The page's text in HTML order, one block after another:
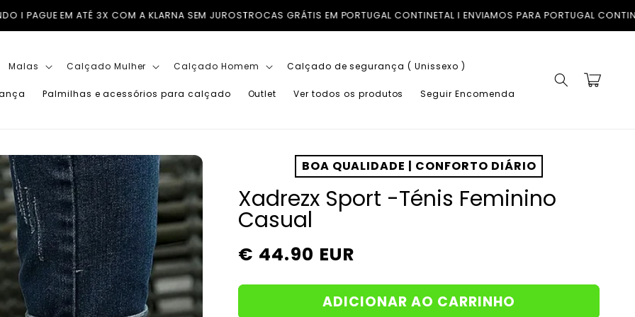
COM A KLARNA SEM JUROSTROCAS GRÁTIS EM PORTUGAL CONTINETAL I ENVIAMOS PARA PORTUGAL CONTINENTAL, ILHAS
Malas Calçado Mulher Calçado Homem Calçado de segurança ( Unissexo )
Palmilhas e acessórios para calçado Outlet Ver todos os produtos Seguir Encomenda
Carrinho
BOA QUALIDADE | CONFORTO DIÁRIO
Xadrezx Sport -Ténis Feminino
Casual
Preço
€ 44.90 EUR
ADICIONAR AO CARRINHO